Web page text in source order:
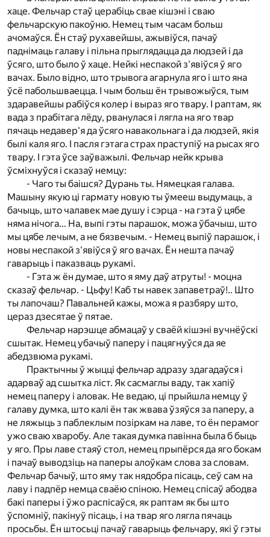
хаце. Фельчар стаў церабіць свае кішэні і сваю
фельчарскую пакоўню. Немец тым часам больш
ачомаўся. Ён стаў рухавейшы, ажывіўся, пачаў
паднімаць галаву і пільна прыглядацца да людзей і да
ўсяго, што было ў хаце. Нейкі неспакой з'явіўся ў яго
вачах. Было відно, што трывога агарнула яго і што яна
ўсё пабольшваецца. І чым больш ён трывожыўся, тым
здаравейшы рабіўся колер і выраз яго твару. І раптам, як
вада з прабітага лёду, рванулася і лягла на яго твар
пячаць недавер'я да ўсяго навакольнага і да людзей, якія
былі каля яго. І пасля гэтага страх праступіў на рысах яго
твару. І гэта ўсе заўважылі. Фельчар нейк крыва
ўсміхнуўся і сказаў немцу:
- Чаго ты баішся? Дурань ты. Нямецкая галава.
Машыну якую ці гармату новую ты ўмееш выдумаць, а
бачыць, што чалавек мае душу і сэрца - на гэта ў цябе
няма нічога... На, выпі гэты парашок, можа ўбачыш, што
мы цябе лечым, а не бязвечым. - Немец выпіў парашок, і
новы неспакой з'явіўся ў яго вачах. Ён нешта пачаў
гаварыць і паказваць рукамі.
- Гэта ж ён думае, што я яму даў атруты! - моцна
сказаў фельчар. - Цьфу! Каб ты навек запаветраў!.. Што
ты лапочаш? Павальней кажы, можа я разбяру што,
цераз дзесятае ў пятае.
Фельчар нарэшце абмацаў у сваёй кішэні вучнёўскі
сшытак. Немец убачыў паперу і пацягнуўся да яе
абедзвюма рукамі.
Практычны ў жыцці фельчар адразу здагадаўся і
адарваў ад сшытка ліст. Як сасмаглы ваду, так хапіў
немец паперу і аловак. Не ведаю, ці прыйшла немцу ў
галаву думка, што калі ён так жвава ўзяўся за паперу, а
не ляжыць з паблеклым позіркам на лаве, то ён перамог
ужо сваю хваробу. Але такая думка павінна была б быць
у яго. Пры лаве стаяў стол, немец прыпёрся да яго бокам
і пачаў выводзіць на паперы алоўкам слова за словам.
Фельчар бачыў, што яму так нядобра пісаць, сеў сам на
лаву і падпёр немца сваёю спіною. Немец спісаў абодва
бакі паперы і ўжо распісаўся, як раптам як бы што
ўспомніў, пакінуў пісаць, і на твар яго лягла пячаць
просьбы. Ён штосьці пачаў гаварыць фельчару, які ў гэты